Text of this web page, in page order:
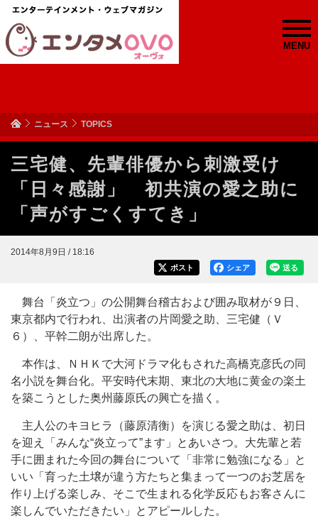
MENU
ニュース TOPICS
三宅健、先輩俳優から刺激受け
「日々感謝」 初共演の愛之助に
「声がすごくすてき」
2014年8月9日 / 18:16
送る
シェア
ポスト
舞台「炎立つ」の公開舞台稽古および囲み取材が９日、
東京都内で行われ、出演者の片岡愛之助、三宅健（Ｖ
６）、平幹二朗が出席した。
本作は、ＮＨＫで大河ドラマ化もされた高橋克彦氏の同
名小説を舞台化。平安時代末期、東北の大地に黄金の楽土
を築こうとした奥州藤原氏の興亡を描く。
主人公のキヨヒラ（藤原清衡）を演じる愛之助は、初日
を迎え「みんな“炎立って”ます」とあいさつ。大先輩と若
手に囲まれた今回の舞台について「非常に勉強になる」と
いい「育った土壌が違う方たちと集まって一つのお芝居を
作り上げる楽しみ、そこで生まれる化学反応もお客さんに
楽しんでいただきたい」とアピールした。